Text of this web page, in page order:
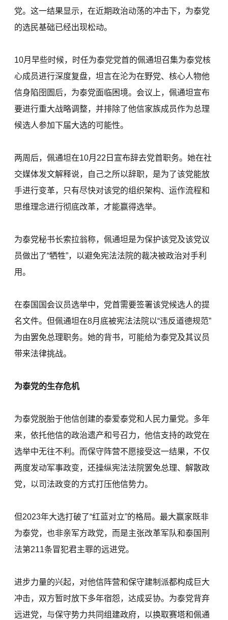
党。这一结果显示，在近期政治动荡的冲击下，为泰党
的选民基础已经出现松动。
10月早些时候，时任为泰党党首的佩通坦召集为泰党核
心成员进行深度复盘，坦言在沦为在野党、核心人物他
信身陷囹圄后，为泰党面临困境。会议上，佩通坦宣布
要进行重大战略调整，并排除了他信家族成员作为总理
候选人参加下届大选的可能性。
两周后，佩通坦在10月22日宣布辞去党首职务。她在社
交媒体发文解释说，自己之所以辞职，是为了该党能放
手进行变革，只有尽快对该党的组织架构、运作流程和
思维理念进行彻底改革，才能赢得选举。
为泰党秘书长索拉翁称，佩通坦是为保护该党及该党议
员做出了“牺牲”，以避免宪法法院的裁决被政治对手利
用。
在泰国国会议员选举中，党首需要签署该党候选人的提
名文件。但佩通坦在8月底被宪法法院以“违反道德规范”
为由罢免总理职务。她的背书，可能给为泰党及其议员
带来法律挑战。
为泰党的生存危机
为泰党脱胎于他信创建的泰爱泰党和人民力量党。多年
来，依托他信的政治遗产和号召力，他信支持的政党在
选举中无往不利。而保守阵营不愿接受这一结果，不仅
两度发动军事政变，还操纵宪法法院罢免总理、解散政
党，以司法政变的方式打压他信势力。
但2023年大选打破了“红蓝对立”的格局。最大赢家既非
为泰党，也非亲军方政党，而是主张改革军队和泰国刑
法第211条冒犯君主罪的远进党。
进步力量的兴起，对他信阵营和保守建制派都构成巨大
冲击，双方暂时放下多年宿怨，达成妥协。为泰党背弃
远进党，与保守势力共同组建政府，以换取赛塔和佩通